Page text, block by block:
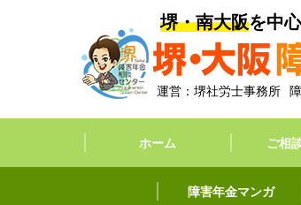
堺・南大阪を中
運営：堺社労士事務所
ホーム ご相
障害年金マンガ